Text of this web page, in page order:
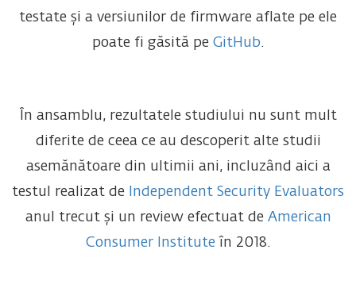
testate și a versiunilor de firmware aflate pe ele
poate fi găsită pe GitHub.
În ansamblu, rezultatele studiului nu sunt mult
diferite de ceea ce au descoperit alte studii
asemănătoare din ultimii ani, incluzând aici a
testul realizat de
Independent Security Evaluators
anul trecut și un review efectuat de American
Consumer Institute în 2018.